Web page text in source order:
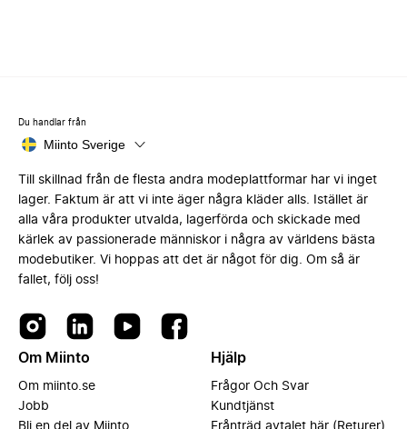
Du handlar från
Miinto Sverige
Till skillnad från de flesta andra modeplattformar har vi inget
lager. Faktum är att vi inte äger några kläder alls. Istället är
alla våra produkter utvalda, lagerförda och skickade med
kärlek av passionerade människor i några av världens bästa
modebutiker. Vi hoppas att det är något för dig. Om så är
fallet, följ oss!
Om Miinto
Om miinto.se
Jobb
Bli en del av Miinto
Hjälp
Frågor Och Svar
Kundtjänst
Frånträd avtalet här (Returer)